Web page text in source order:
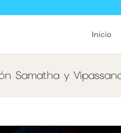
Inicio
Samatha y